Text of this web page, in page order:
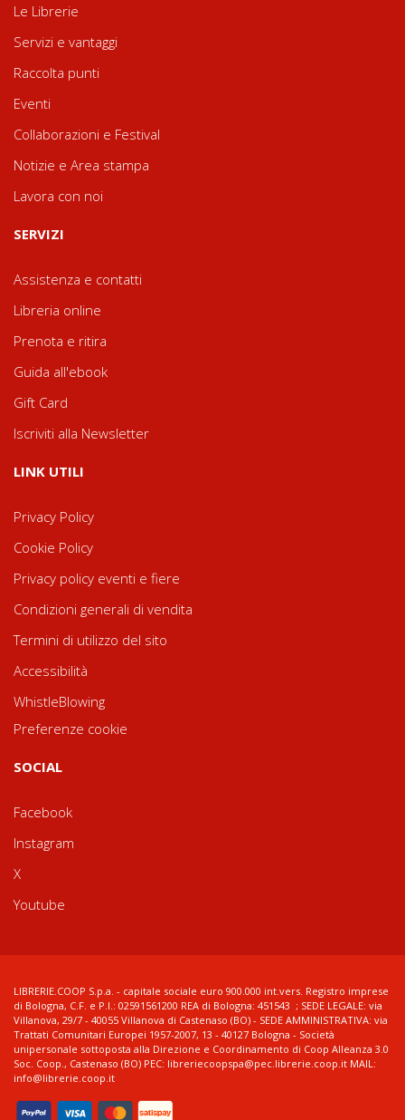
Le Librerie
Servizi e vantaggi
Raccolta punti
Eventi
Collaborazioni e Festival
Notizie e Area stampa
Lavora con noi
SERVIZI
Assistenza e contatti
Libreria online
Prenota e ritira
Guida all'ebook
Gift Card
Iscriviti alla Newsletter
LINK UTILI
Privacy Policy
Cookie Policy
Privacy policy eventi e fiere
Condizioni generali di vendita
Termini di utilizzo del sito
Accessibilità
WhistleBlowing
Preferenze cookie
SOCIAL
Facebook
Instagram
X
Youtube
LIBRERIE.COOP S.p.a. - capitale sociale euro 900.000 int.vers. Registro imprese
di Bologna, C.F. e P.I.: 02591561200 REA di Bologna: 451543 ; SEDE LEGALE: via
Villanova, 29/7 - 40055 Villanova di Castenaso (BO) - SEDE AMMINISTRATIVA: via
Trattati Comunitari Europei 1957-2007, 13 - 40127 Bologna - Società
unipersonale sottoposta alla Direzione e Coordinamento di Coop Alleanza 3.0
Soc. Coop., Castenaso (BO) PEC: libreriecoopspa@pec.librerie.coop.it MAIL:
info@librerie.coop.it